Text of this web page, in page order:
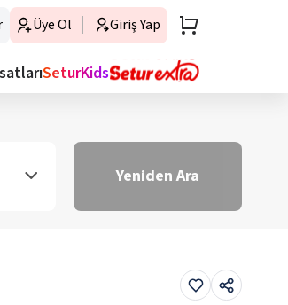
Üye Ol Giriş Yap
SeturKids
Yeniden Ara